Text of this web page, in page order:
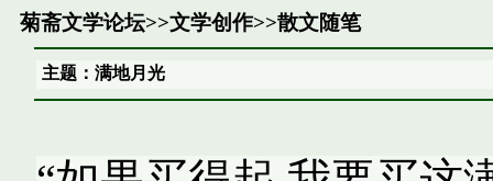
菊斋文学论坛>>文学创作>>散文随笔
主题：满地月光